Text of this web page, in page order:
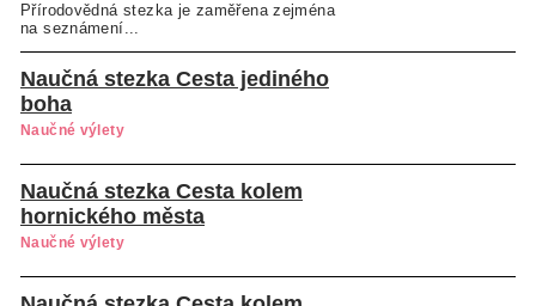
Přírodovědná stezka je zaměřena zejména
na seznámení...
Naučná stezka Cesta jediného
boha
Naučné výlety
Naučná stezka Cesta kolem
hornického města
Naučné výlety